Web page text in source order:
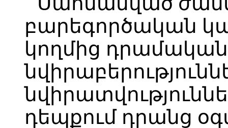
բարեգործական
կողմից
դեպքում դրանց